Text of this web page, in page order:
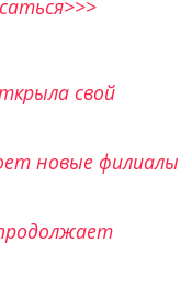
свой
новые филиалы